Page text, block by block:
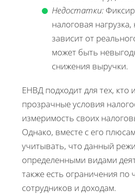
Недостатки:
налоговая
зависит от
может быть
снижения выручки.
ЕНВД подходит для тех, кто
прозрачные условия
измеримость своих
Однако, вместе с его
учитывать, что данный
определенными видами
также есть ограничения по
сотрудников и доходам.